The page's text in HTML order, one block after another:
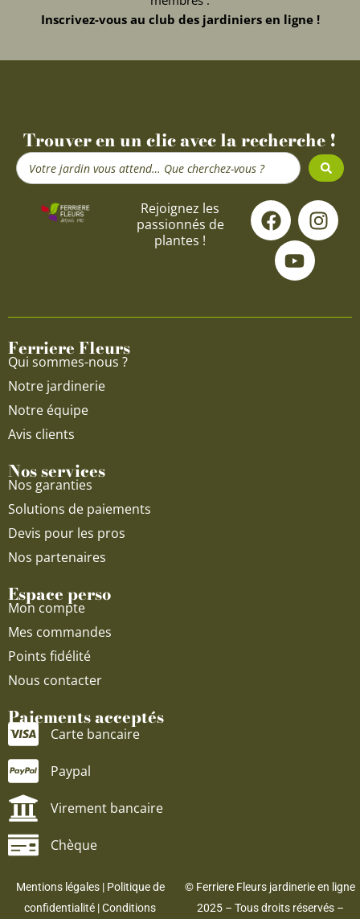
Inscrivez-vous au club des jardiniers en ligne !
Trouver en un clic avec la recherche !
Search
...
Rejoignez les
passionnés de
plantes !
F
a
c
e
o
I
n
s
g
Y
o
u
t
u
b
Ferriere Fleurs
Qui sommes-nous ?
Notre jardinerie
Notre équipe
Avis clients
Nos services
Nos garanties
Solutions de paiements
Devis pour les pros
Nos partenaires
Espace perso
Mon compte
Mes commandes
Points fidélité
Nous contacter
Paiements acceptés
Carte bancaire
Paypal
Virement bancaire
Chèque
Mentions légales| Politique de
confidentialité |Conditions
© Ferriere Fleurs jardinerie en ligne
2025 – Tous droits réservés –